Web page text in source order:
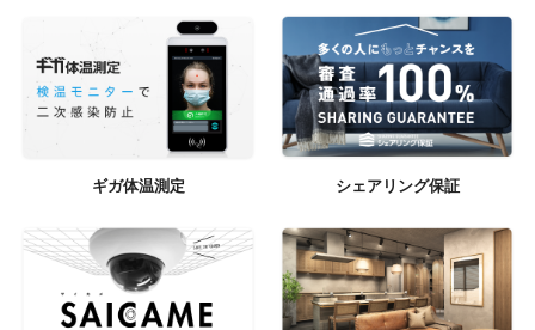
ギガ体温測定 シェアリング保証